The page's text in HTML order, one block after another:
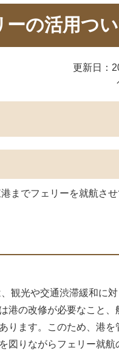
ーの活用つ
更新日：
までフェリーを就航さ
観光や交通渋滞緩和に
港の改修が必要なこと、
ります。このため、港を
図りながらフェリー就航